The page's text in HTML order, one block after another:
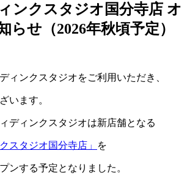
ンクスタジオ国分寺店 オ
らせ（2026年秋頃予定）
ィンクスタジオをご利用いただき、
います。
ディンクスタジオは新店舗となる
スタジオ国分寺店」 を
ンする予定となりました。